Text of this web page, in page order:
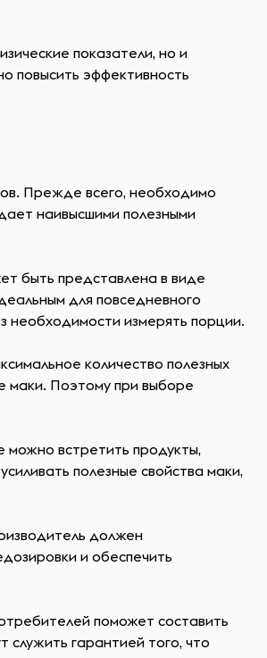
показатели, но и
повысить эффективность
Прежде всего, необходимо
наивысшими полезными
быть представлена в виде
для повседневного
необходимости измерять порции.
количество полезных
маки. Поэтому при выборе
встретить продукты,
полезные свойства маки,
должен
и обеспечить
поможет составить
гарантией того, что